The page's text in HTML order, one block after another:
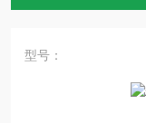
型号：